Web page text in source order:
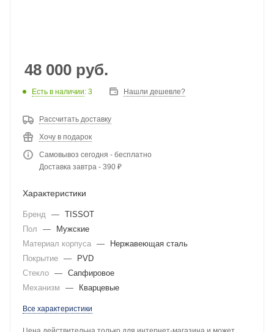
48 000 руб.
Есть в наличии: 3 Нашли дешевле?
Рассчитать доставку
Хочу в подарок
Самовывоз сегодня - бесплатно
Доставка завтра - 390 ₽
Характеристики
Бренд — TISSOT
Пол
—
Мужские
Материал корпуса —
Нержавеющая сталь
Покрытие —
PVD
Стекло — Сапфировое
Механизм
— Кварцевые
Все характеристики